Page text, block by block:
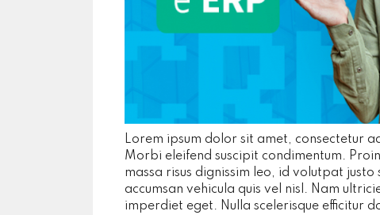
Lorem ipsum dolor sit amet, consectetur
Morbi eleifend suscipit condimentum.
massa risus dignissim leo, id volutpat
accumsan vehicula quis vel nisl. Nam
imperdiet eget. Nulla scelerisque efficitur